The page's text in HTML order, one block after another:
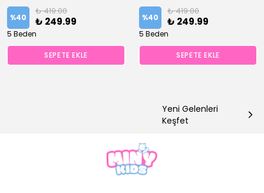
%40
₺ 419.00
₺ 249.99
5 Beden
SEPETE EKLE
%40
₺ 419.00
₺ 249.99
5 Beden
SEPETE EKLE
Yeni Gelenleri
Keşfet